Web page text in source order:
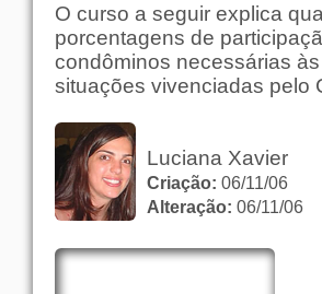
O curso a seguir explica
porcentagens de
condôminos necessárias
situações vivenciadas pelo
Luciana Xavier
Criação: 06/11/06
Alteração: 06/11/06